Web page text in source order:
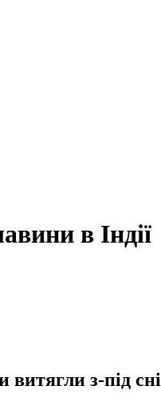
в Індії
з-під